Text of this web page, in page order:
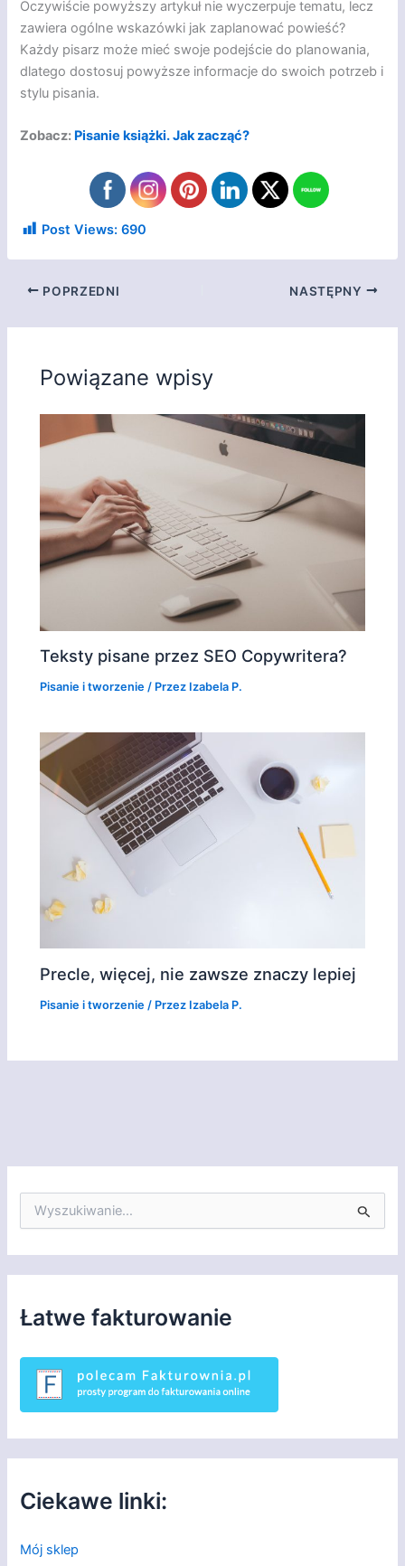
Oczywiście powyższy artykuł nie wyczerpuje tematu, lecz
zawiera ogólne wskazówki jak zaplanować powieść?
Każdy pisarz może mieć swoje podejście do planowania,
dlatego dostosuj powyższe informacje do swoich potrzeb i
stylu pisania.
Zobacz: Pisanie książki. Jak zacząć?
Post Views: 690
POPRZEDNI NASTĘPNY
Powiązane wpisy
Teksty pisane przez SEO Copywritera?
Pisanie i tworzenie / Przez Izabela P.
Precle, więcej, nie zawsze znaczy lepiej
Pisanie i tworzenie / Przez Izabela P.
k
a
d
l
:
Łatwe fakturowanie
Ciekawe linki:
Mój sklep